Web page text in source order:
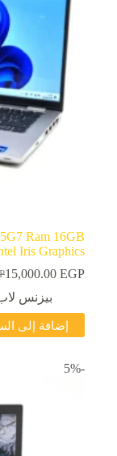
Ram 16GB
Iris Graphics
15,000.00 EGP
بيزنس
إضافة إلى
-5%